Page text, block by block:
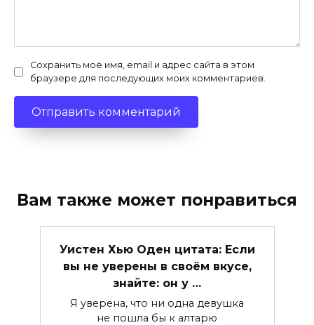
Сохранить моё имя, email и адрес сайта в этом
браузере для последующих моих комментариев.
Вам также может понравиться
Уистен Хью Оден цитата: Если
вы не уверены в своём вкусе,
знайте: он у …
Я уверена, что ни одна девушка
не пошла бы к алтарю